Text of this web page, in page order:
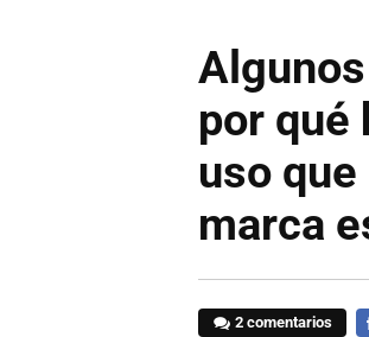
por qué
uso
marca
2 comentarios